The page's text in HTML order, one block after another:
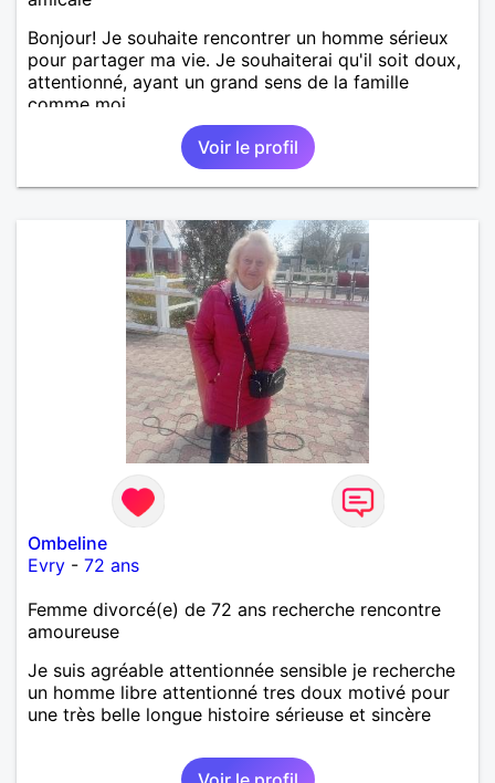
Bonjour! Je souhaite rencontrer un homme sérieux
pour partager ma vie. Je souhaiterai qu'il soit doux,
attentionné, ayant un grand sens de la famille
comme moi.
Voir le profil
Ombeline
Evry - 72 ans
Femme divorcé(e) de 72 ans recherche rencontre
amoureuse
Je suis agréable attentionnée sensible je recherche
un homme libre attentionné tres doux motivé pour
une très belle longue histoire sérieuse et sincère